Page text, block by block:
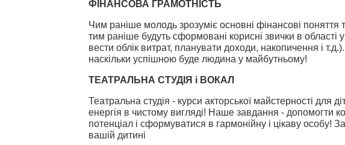
ФІНАНСОВА ГРАМОТНІСТЬ
Чим раніше молодь зрозуміє основні фінансові
тим раніше будуть сформовані корисні звички в
вести облік витрат, планувати доходи, накопичення і
наскільки успішною буде людина у майбутньому!
ТЕАТРАЛЬНА СТУДІЯ і ВОКАЛ
Театральна студія - курси акторської майстерності для
енергія в чистому вигляді! Наше завдання - допомогти
потенціал і сформуватися в гармонійну і цікаву особу!
вашій дитині